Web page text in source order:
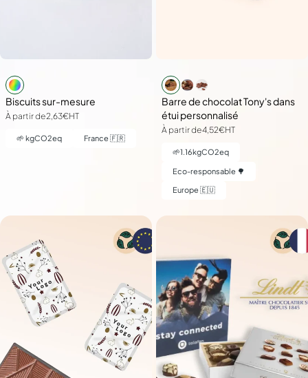
Biscuits sur-mesure
À partir de2,63€HT
🌱 kgCO2eq France 🇫🇷
Barre de chocolat Tony's dans
étui personnalisé
À partir de4,52€HT
🌱1.16kgCO2eq
Eco-responsable 🌳
Europe 🇪🇺